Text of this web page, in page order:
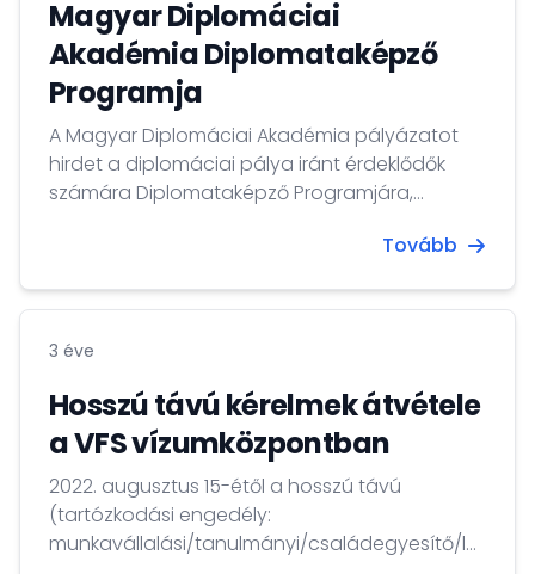
Magyar Diplomáciai
Akadémia Diplomataképző
Programja
A Magyar Diplomáciai Akadémia pályázatot
hirdet a diplomáciai pálya iránt érdeklődők
számára Diplomataképző Programjára,
és a Nemzeti Közszolgálati Egyetem szakmai
Tovább
3 éve
Hosszú távú kérelmek átvétele
a VFS vízumközpontban
2022. augusztus 15-étől a hosszú távú
(tartózkodási engedély:
munkavállalási/tanulmányi/családegyesítő/